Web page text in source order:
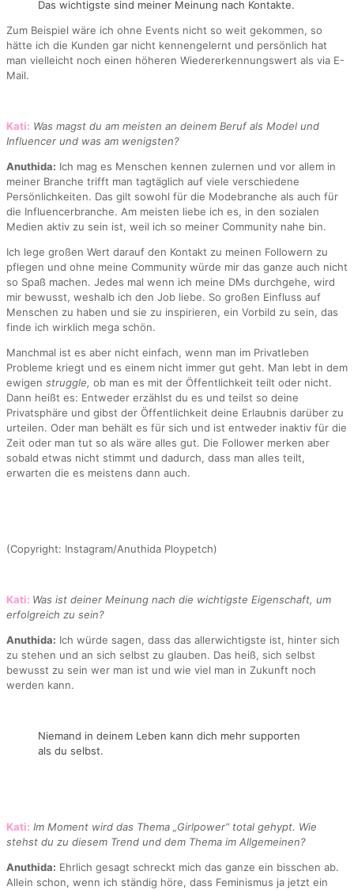
Das wichtigste sind meiner Meinung nach Kontakte.
Zum Beispiel wäre ich ohne Events nicht so weit gekommen, so
hätte ich die Kunden gar nicht kennengelernt und persönlich hat
man vielleicht noch einen höheren Wiedererkennungswert als via E-
Mail.
Kati: Was magst du am meisten an deinem Beruf als Model und
Influencer und was am wenigsten?
Anuthida: Ich mag es Menschen kennen zulernen und vor allem in
meiner Branche trifft man tagtäglich auf viele verschiedene
Persönlichkeiten. Das gilt sowohl für die Modebranche als auch für
die Influencerbranche. Am meisten liebe ich es, in den sozialen
Medien aktiv zu sein ist, weil ich so meiner Community nahe bin.
Ich lege großen Wert darauf den Kontakt zu meinen Followern zu
pflegen und ohne meine Community würde mir das ganze auch nicht
so Spaß machen. Jedes mal wenn ich meine DMs durchgehe, wird
mir bewusst, weshalb ich den Job liebe. So großen Einfluss auf
Menschen zu haben und sie zu inspirieren, ein Vorbild zu sein, das
finde ich wirklich mega schön.
Manchmal ist es aber nicht einfach, wenn man im Privatleben
Probleme kriegt und es einem nicht immer gut geht. Man lebt in dem
ewigen struggle, ob man es mit der Öffentlichkeit teilt oder nicht.
Dann heißt es: Entweder erzählst du es und teilst so deine
Privatsphäre und gibst der Öffentlichkeit deine Erlaubnis darüber zu
urteilen. Oder man behält es für sich und ist entweder inaktiv für die
Zeit oder man tut so als wäre alles gut. Die Follower merken aber
sobald etwas nicht stimmt und dadurch, dass man alles teilt,
erwarten die es meistens dann auch.
(Copyright: Instagram/Anuthida Ploypetch)
Kati: Was ist deiner Meinung nach die wichtigste Eigenschaft, um
erfolgreich zu sein?
Anuthida: Ich würde sagen, dass das allerwichtigste ist, hinter sich
zu stehen und an sich selbst zu glauben. Das heiß, sich selbst
bewusst zu sein wer man ist und wie viel man in Zukunft noch
werden kann.
Niemand in deinem Leben kann dich mehr supporten
als du selbst.
Kati: Im Moment wird das Thema „Girlpower“ total gehypt. Wie
stehst du zu diesem Trend und dem Thema im Allgemeinen?
Anuthida: Ehrlich gesagt schreckt mich das ganze ein bisschen ab.
Allein schon, wenn ich ständig höre, dass Feminismus ja jetzt ein